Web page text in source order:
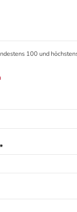
100 und
*